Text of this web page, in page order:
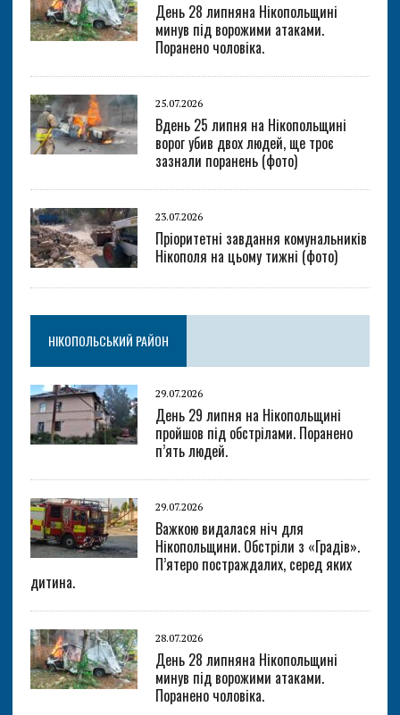
День 28 липняна Нікопольщині
минув під ворожими атаками.
Поранено чоловіка.
25.07.2026
Вдень 25 липня на Нікопольщині
ворог убив двох людей, ще троє
зазнали поранень (фото)
23.07.2026
Пріоритетні завдання комунальників
Нікополя на цьому тижні (фото)
НІКОПОЛЬСЬКИЙ РАЙОН
29.07.2026
День 29 липня на Нікопольщині
пройшов під обстрілами. Поранено
п’ять людей.
29.07.2026
Важкою видалася ніч для
Нікопольщини. Обстріли з «Градів».
П’ятеро постраждалих, серед яких
дитина.
28.07.2026
День 28 липняна Нікопольщині
минув під ворожими атаками.
Поранено чоловіка.